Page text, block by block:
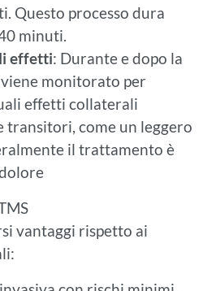
Questo processo dura
minuti.
effetti: Durante e dopo la
monitorato per
effetti collaterali
transitori, come un leggero
il trattamento è
vantaggi rispetto ai